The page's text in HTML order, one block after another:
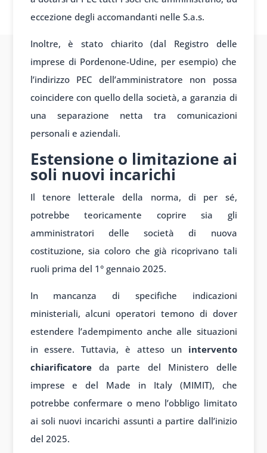
eccezione degli accomandanti nelle S.a.s.
Inoltre, è stato chiarito (dal Registro delle
imprese di Pordenone-Udine, per esempio) che
l’indirizzo PEC dell’amministratore non possa
coincidere con quello della società, a garanzia di
una separazione netta tra comunicazioni
personali e aziendali.
Estensione o limitazione ai
soli nuovi incarichi
Il tenore letterale della norma, di per sé,
potrebbe teoricamente coprire sia gli
amministratori delle società di nuova
costituzione, sia coloro che già ricoprivano tali
ruoli prima del 1° gennaio 2025.
In mancanza di specifiche indicazioni
ministeriali, alcuni operatori temono di dover
estendere l’adempimento anche alle situazioni
in essere. Tuttavia, è atteso un intervento
chiarificatoreda parte del Ministero delle
imprese e del Made in Italy (MIMIT), che
potrebbe confermare o meno l’obbligo limitato
ai soli nuovi incarichi assunti a partire dall’inizio
del 2025.